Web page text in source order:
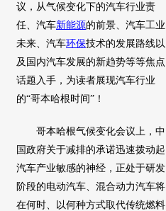
议，从气候变化下的汽车行业责
任、 汽车新能源的前景、 汽车工业
未来、 汽车环保技术的发展路线以
及国内汽车发展的新趋势等等焦点
话题入手，为读者展现汽车行业
的“哥本哈根时间”！
哥本哈根气候变化会议上，中
国政府关于减排的承诺迅速拨动起
汽车产业敏感的神经，正处于研发
阶段的电动汽车 、混合动力汽车将
在何时、以何种方式取代传统燃料